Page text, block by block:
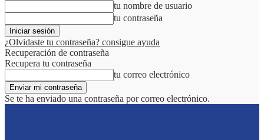
tu nombre de usuario
tu contraseña
¿Olvidaste tu contraseña? consigue ayuda
Recuperación de contraseña
Recupera tu contraseña
tu correo electrónico
Se te ha enviado una contraseña por correo electrónico.